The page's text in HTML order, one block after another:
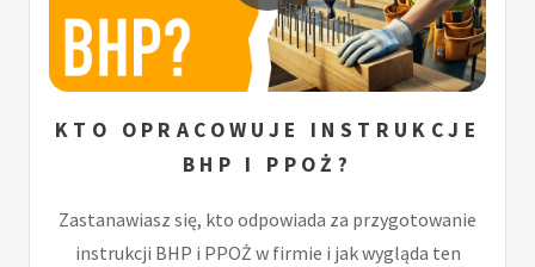
KTO OPRACOWUJE INSTRUKCJE
BHP I PPOŻ?
Zastanawiasz się, kto odpowiada za przygotowanie
instrukcji BHP i PPOŻ w firmie i jak wygląda ten